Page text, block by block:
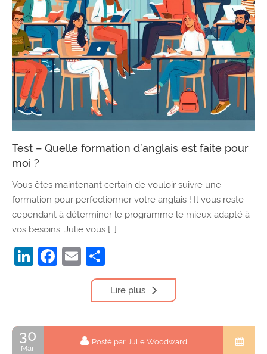
Test – Quelle formation d’anglais est faite pour
moi ?
Vous êtes maintenant certain de vouloir suivre une
formation pour perfectionner votre anglais ! Il vous reste
cependant à déterminer le programme le mieux adapté à
vos besoins. Julie vous […]
LinkedIn
Facebook
Email
Lire plus
30
Mar
Posté par Julie Woodward